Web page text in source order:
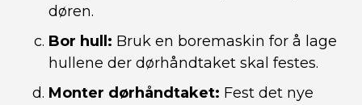
døren.
Bor hull: Bruk en boremaskin for å lage
hullene der dørhåndtaket skal festes.
Monter dørhåndtaket: Fest det nye